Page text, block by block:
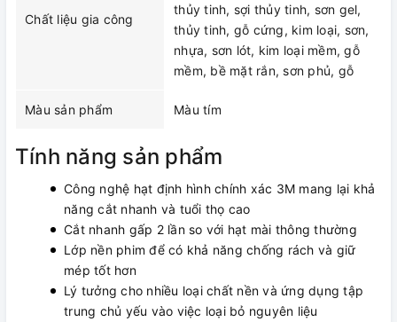
Chất liệu gia công
thủy tinh, sợi thủy tinh, sơn gel,
thủy tinh, gỗ cứng, kim loại, sơn,
nhựa, sơn lót, kim loại mềm, gỗ
mềm, bề mặt rắn, sơn phủ, gỗ
Màu sản phẩm Màu tím
Tính năng sản phẩm
Công nghệ hạt định hình chính xác 3M mang lại khả
năng cắt nhanh và tuổi thọ cao
Cắt nhanh gấp 2 lần so với hạt mài thông thường
Lớp nền phim để có khả năng chống rách và giữ
mép tốt hơn
Lý tưởng cho nhiều loại chất nền và ứng dụng tập
trung chủ yếu vào việc loại bỏ nguyên liệu